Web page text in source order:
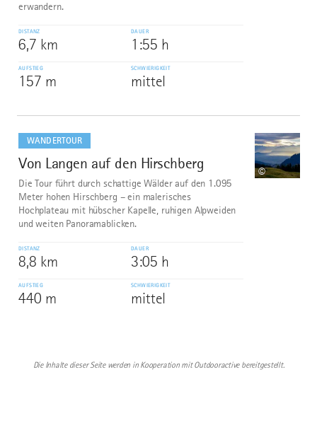
erwandern.
DISTANZ
6,7 km
DAUER
1:55 h
AUFSTIEG
157 m
SCHWIERIGKEIT
mittel
WANDERTOUR
10
Von Langen auf den Hirschberg
©
Die Tour führt durch schattige Wälder auf den 1.095
Meter hohen Hirschberg – ein malerisches
Hochplateau mit hübscher Kapelle, ruhigen Alpweiden
und weiten Panoramablicken.
DISTANZ
8,8 km
DAUER
3:05 h
AUFSTIEG
440 m
SCHWIERIGKEIT
mittel
dazu
Die Inhalte dieser Seite werden in Kooperation mit Outdooractive bereitgestellt.